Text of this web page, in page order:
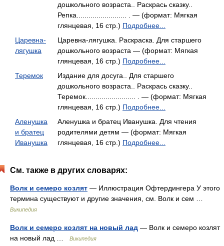
дошкольного возраста.. Раскрась сказку..
Репка......................... . — (формат: Мягкая
глянцевая, 16 стр.) Подробнее...
Царевна-
лягушка
Царевна-лягушка. Раскраска. Для старшего
дошкольного возраста — (формат: Мягкая
глянцевая, 16 стр.) Подробнее...
Теремок
Издание для досуга.. Для старшего
дошкольного возраста.. Раскрась сказку..
Теремок......................... . — (формат: Мягкая
глянцевая, 16 стр.) Подробнее...
Аленушка
и братец
Иванушка
Аленушка и братец Иванушка. Для чтения
родителями детям — (формат: Мягкая
глянцевая, 16 стр.) Подробнее...
См. также в других словарях:
Волк и семеро козлят — Иллюстрация Офтердингера У этого
термина существуют и другие значения, см. Волк и сем …
Википедия
Волк и семеро козлят на новый лад — Волк и семеро козлят
на новый лад …
Википедия